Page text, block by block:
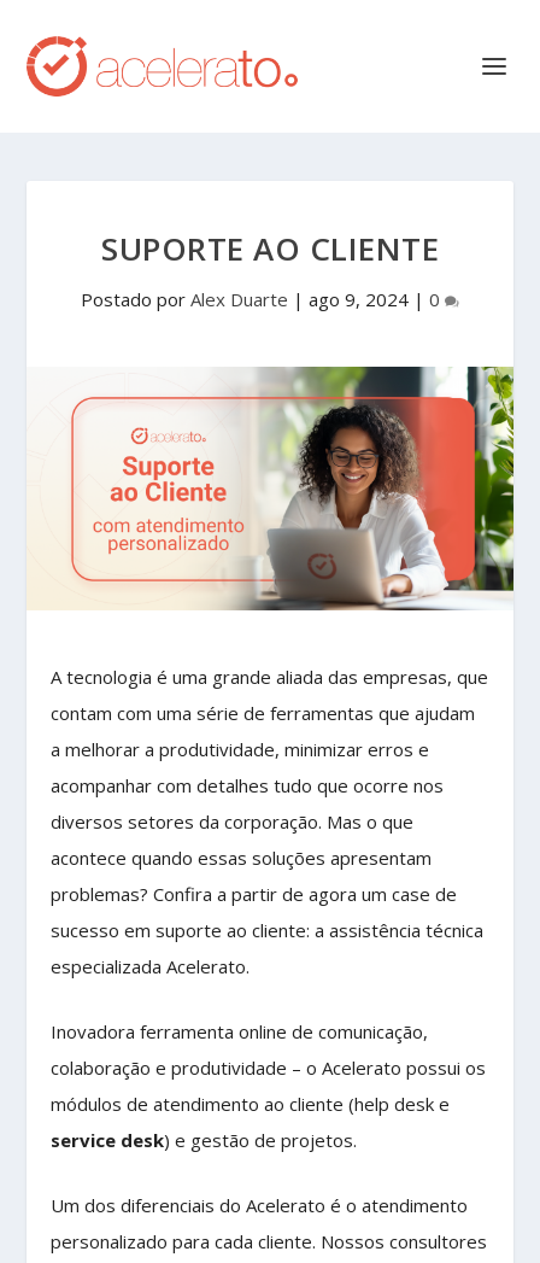
SUPORTE AO CLIENTE
Postado por Alex Duarte | ago 9, 2024 | 0
A tecnologia é uma grande aliada das empresas, que
contam com uma série de ferramentas que ajudam
a melhorar a produtividade, minimizar erros e
acompanhar com detalhes tudo que ocorre nos
diversos setores da corporação. Mas o que
acontece quando essas soluções apresentam
problemas? Confira a partir de agora um case de
sucesso em suporte ao cliente: a assistência técnica
especializada Acelerato.
Inovadora ferramenta online de comunicação,
colaboração e produtividade – o Acelerato possui os
módulos de atendimento ao cliente (help desk e
service desk) e gestão de projetos.
Um dos diferenciais do Acelerato é o atendimento
personalizado para cada cliente. Nossos consultores